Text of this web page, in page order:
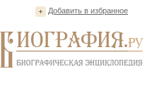
Добавить в избранное